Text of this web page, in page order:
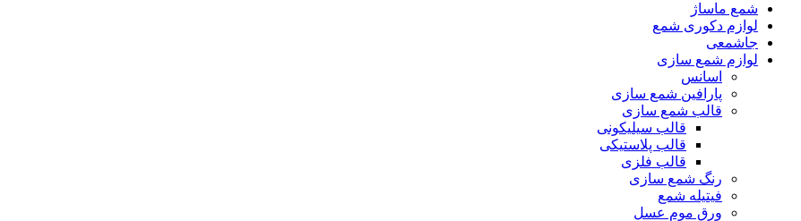
شمع ماساژ
لوازم دکوری شمع
جاشمعی
لوازم شمع سازی
اسانس
پارافین شمع سازی
قالب شمع سازی
قالب سیلیکونی
قالب پلاستیکی
قالب فلزی
رنگ شمع سازی
فیتیله شمع
ورق موم عسل